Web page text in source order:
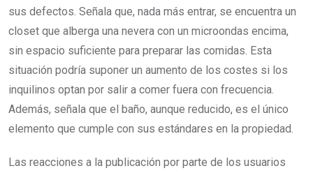
sus defectos. Señala que, nada más entrar, se encuentra un
closet que alberga una nevera con un microondas encima,
sin espacio suficiente para preparar las comidas. Esta
situación podría suponer un aumento de los costes si los
inquilinos optan por salir a comer fuera con frecuencia.
Además, señala que el baño, aunque reducido, es el único
elemento que cumple con sus estándares en la propiedad.
Las reacciones a la publicación por parte de los usuarios